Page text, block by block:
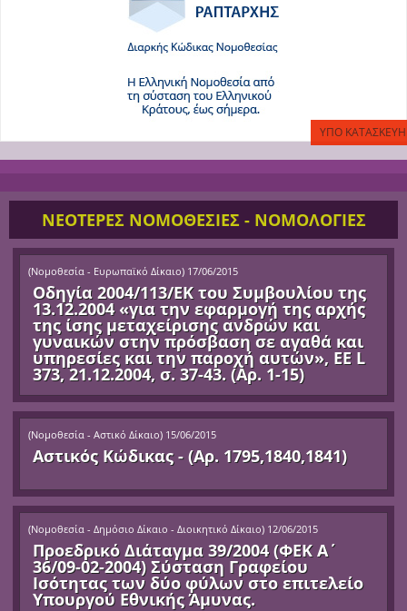
ΝΕΟΤΕΡΕΣ ΝΟΜΟΘΕΣΙΕΣ - ΝΟΜΟΛΟΓΙΕΣ
(Νομοθεσία - Ευρωπαϊκό Δίκαιο) 17/06/2015
Οδηγία 2004/113/ΕΚ του Συμβουλίου της
13.12.2004 «για την εφαρμογή της αρχής
της ίσης μεταχείρισης ανδρών και
γυναικών στην πρόσβαση σε αγαθά και
υπηρεσίες και την παροχή αυτών», ΕΕ L
373, 21.12.2004, σ. 37-43. (Αρ. 1-15)
(Νομοθεσία - Αστικό Δίκαιο) 15/06/2015
Αστικός Κώδικας - (Αρ. 1795,1840,1841)
(Νομοθεσία - Δημόσιο Δίκαιο - Διοικητικό Δίκαιο) 12/06/2015
Προεδρικό Διάταγμα 39/2004 (ΦΕΚ Α΄
36/09-02-2004) Σύσταση Γραφείου
Ισότητας των δύο φύλων στο επιτελείο
Υπουργού Εθνικής Άμυνας.